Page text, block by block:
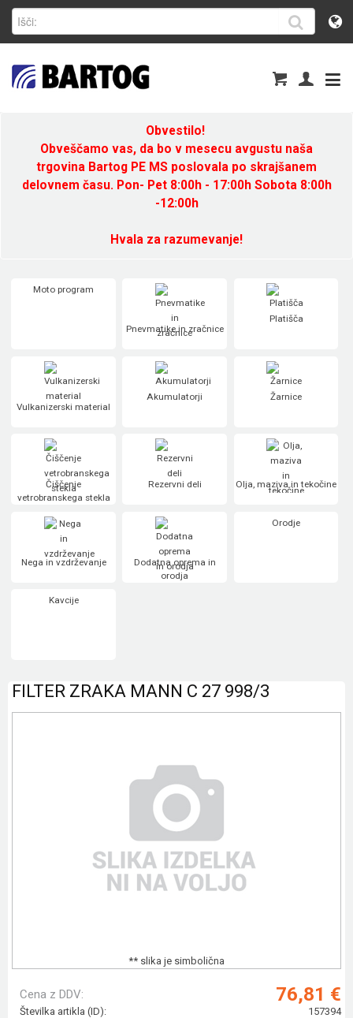
Obvestilo!
Obveščamo vas, da bo v mesecu avgustu naša
trgovina Bartog PE MS poslovala po skrajšanem
delovnem času. Pon- Pet 8:00h - 17:00h Sobota 8:00h
-12:00h
Hvala za razumevanje!
Moto program
Pnevmatike in zračnice
Platišča
Vulkanizerski material
Akumulatorji Žarnice
Čiščenje
vetrobranskega stekla
Rezervni deli Olja, maziva in tekočine
Nega in vzdrževanje
Dodatna oprema in
orodja
Orodje
Kavcije
FILTER ZRAKA MANN C 27 998/3
** slika je simbolična
Cena z DDV: 76,81 €
Številka artikla (ID): 157394